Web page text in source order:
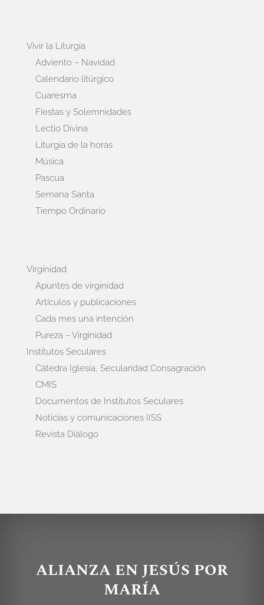
Vivir la Liturgia
Adviento – Navidad
Calendario litúrgico
Cuaresma
Fiestas y Solemnidades
Lectio Divina
Liturgia de la horas
Música
Pascua
Semana Santa
Tiempo Ordinario
Virginidad
Apuntes de virginidad
Artículos y publicaciones
Cada mes una intención
Pureza – Virginidad
Institutos Seculares
Cátedra Iglesia, Secularidad Consagración
CMIS
Documentos de Institutos Seculares
Noticias y comunicaciones IISS
Revista Diálogo
ALIANZA EN JESÚS POR
MARÍA